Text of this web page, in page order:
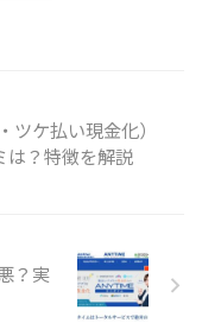
ツケ払い現金化）
は？特徴を解説
？実